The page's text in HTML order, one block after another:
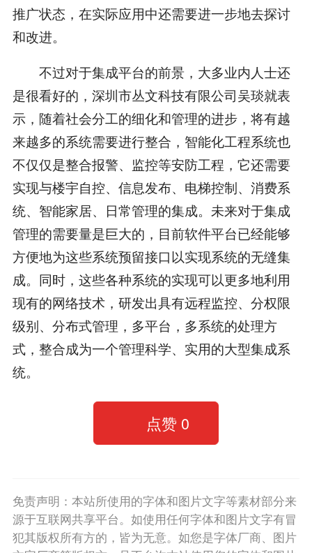
推广状态，在实际应用中还需要进一步地去探讨
和改进。
不过对于集成平台的前景，大多业内人士还
是很看好的，深圳市丛文科技有限公司吴琰就表
示，随着社会分工的细化和管理的进步，将有越
来越多的系统需要进行整合，智能化工程系统也
不仅仅是整合报警、监控等安防工程，它还需要
实现与楼宇自控、信息发布、电梯控制、消费系
统、智能家居、日常管理的集成。未来对于集成
管理的需要量是巨大的，目前软件平台已经能够
方便地为这些系统预留接口以实现系统的无缝集
成。同时，这些各种系统的实现可以更多地利用
现有的网络技术，研发出具有远程监控、分权限
级别、分布式管理，多平台，多系统的处理方
式，整合成为一个管理科学、实用的大型集成系
统。
点赞 0
免责声明：本站所使用的字体和图片文字等素材部分来
源于互联网共享平台。如使用任何字体和图片文字有冒
犯其版权所有方的，皆为无意。如您是字体厂商、图片